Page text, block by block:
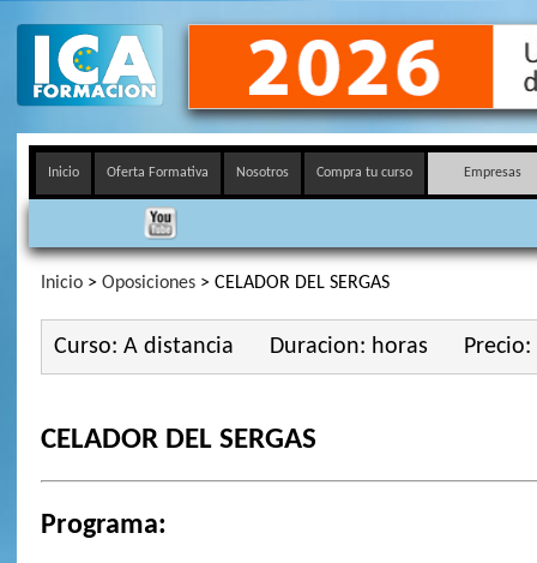
Inicio Oferta Formativa Nosotros Compra tu curso Empresas
Inicio> Oposiciones> CELADOR DEL SERGAS
Curso: A distancia Duracion: horas
CELADOR DEL SERGAS
Programa: